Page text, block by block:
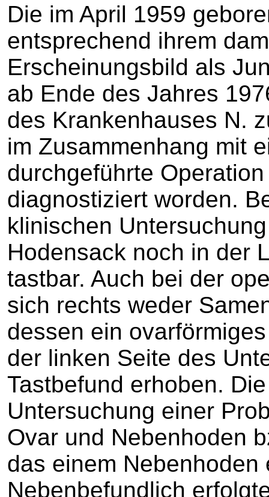
Die im April 1959
entsprechend ihrem
Erscheinungsbild als
ab Ende des Jahres
des Krankenhauses N.
im Zusammenhang mit
durchgeführte
diagnostiziert worden.
klinischen
Hodensack noch in der
tastbar. Auch bei der
sich rechts weder
dessen ein
der linken Seite des
Tastbefund erhoben.
Untersuchung einer
Ovar und Nebenhoden
das einem Nebenhoden
Nebenbefundlich